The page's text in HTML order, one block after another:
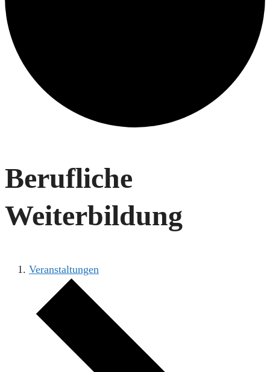
Berufliche
Weiterbildung
Veranstaltungen